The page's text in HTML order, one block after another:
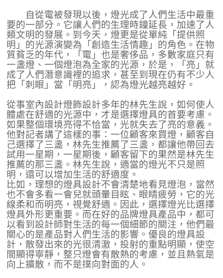
自從電被發現以後，燈光成了人們生活中最重
要的一部分。它讓人們的生理時鐘延長，加速了人
類文明的發展。到今天，燈更是從單純「提供照
明」的光源演變為「創造生活情趣」的角色。在物
質貧乏的年代，「電」也是奢侈品，多數家庭只有
一盞燈、一個燈泡為全家的光源，於是，「亮」就
成了人們潛意識裡的追求，甚至到現在仍有不少人
把「刺眼」當「明亮」，認為燈光越亮越好。
從事室內設計燈飾設計多年的林先生說，如何使人
體處在舒適的光源中，才是選擇燈具的首要考慮。
如果整個環境亮得不恰當，光就失去了亮的意義。
他對記者講了這樣的事：一位顧客來買燈，顧客自
己選擇了三盞，林先生推薦了三盞，都讓他帶回去
試用一星期，一星期後，顧客留下的果然是林先生
推薦的那三盞。林先生說，適當的燈光不只是照
明，還可以增加生活的舒適度。
比如，理想的燈具設計不會清楚地看見燈泡，當然
也不會多看一會兒就頭暈目眩、眼睛疲勞，它的光
線柔和而明亮，視覺舒適。因此，選擇燈光比選擇
燈具外形更重要。而在好的品牌燈具產品中，都可
以看到設計師對生活的每一個細節的關注，他們最
關心的是產品對人們生活的影響。優良的燈具設
計，散發出來的光很清澈，投射的重點明顯，使空
間顯得寧靜，整只燈會有散熱的考慮，並且熱氣是
向上擴散，而不是撲向對面的人。